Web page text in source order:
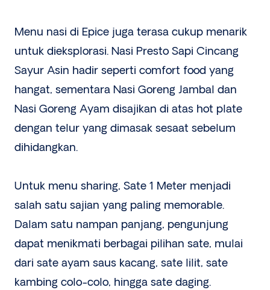
Menu nasi di Epice juga terasa cukup menarik
untuk dieksplorasi. Nasi Presto Sapi Cincang
Sayur Asin hadir seperti comfort food yang
hangat, sementara Nasi Goreng Jambal dan
Nasi Goreng Ayam disajikan di atas hot plate
dengan telur yang dimasak sesaat sebelum
dihidangkan.
Untuk menu sharing, Sate 1 Meter menjadi
salah satu sajian yang paling memorable.
Dalam satu nampan panjang, pengunjung
dapat menikmati berbagai pilihan sate, mulai
dari sate ayam saus kacang, sate lilit, sate
kambing colo-colo, hingga sate daging.